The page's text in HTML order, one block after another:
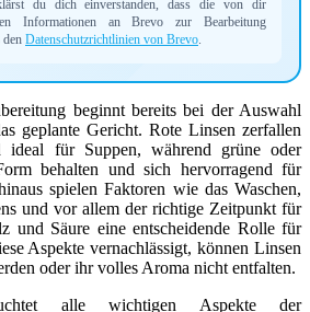
du dich einverstanden, dass die von dir
Informationen an Brevo zur Bearbeitung
den Datenschutzrichtlinien von Brevo.
beginnt bereits bei der Auswahl
geplante Gericht. Rote Linsen zerfallen
für Suppen, während grüne oder
behalten und sich hervorragend für
spielen Faktoren wie das Waschen,
und vor allem der richtige Zeitpunkt für
und Säure eine entscheidende Rolle für
Aspekte vernachlässigt, können Linsen
oder ihr volles Aroma nicht entfalten.
alle wichtigen Aspekte der